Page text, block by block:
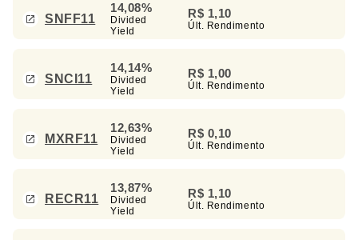
SNFF11
14,08%
Divided
Yield
R$ 1,10
Últ. Rendimento
SNCI11
14,14%
Divided
Yield
R$ 1,00
Últ. Rendimento
MXRF11
12,63%
Divided
Yield
R$ 0,10
Últ. Rendimento
RECR11
13,87%
Divided
Yield
R$ 1,10
Últ. Rendimento